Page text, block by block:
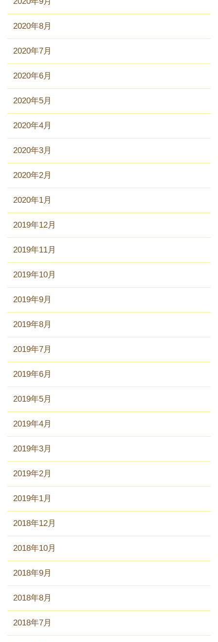
2020年8月
2020年7月
2020年6月
2020年5月
2020年4月
2020年3月
2020年2月
2020年1月
2019年12月
2019年11月
2019年10月
2019年9月
2019年8月
2019年7月
2019年6月
2019年5月
2019年4月
2019年3月
2019年2月
2019年1月
2018年12月
2018年10月
2018年9月
2018年8月
2018年7月